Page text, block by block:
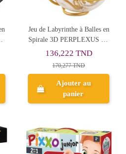
Jeu de Labyrinthe à Balles en
Spirale 3D PERPLEXUS Go
Harry Potter - 30 Obstacles
136,222 TND
170,277 TND
Ajouter au
panier